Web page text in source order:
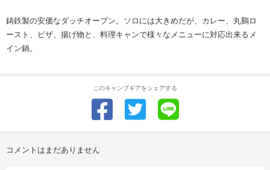
鋳鉄製の安価なダッチオーブン。ソロには大きめだが、カレー、丸鷄ロ
ースト、ピザ、揚げ物と、料理キャンで様々なメニューに対応出来るメ
イン鍋。
このキャンプギアをシェアする
コメントはまだありません